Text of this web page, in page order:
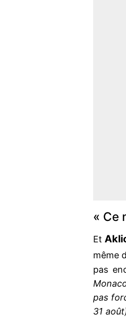
« Ce
Et
même
pas
pas
31